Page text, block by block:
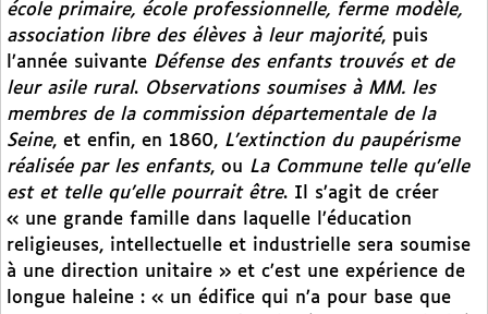
école primaire, école professionnelle, ferme modèle,
association libre des élèves à leur majorité, puis
l’année suivante Défense des enfants trouvés et de
leur asile rural. Observations soumises à MM. les
membres de la commission départementale de la
Seine, et enfin, en 1860, L’extinction du paupérisme
réalisée par les enfants, ou La Commune telle qu’elle
est et telle qu’elle pourrait être. Il s’agit de créer
« une grande famille dans laquelle l’éducation
religieuses, intellectuelle et industrielle sera soumise
à une direction unitaire » et c’est une expérience de
longue haleine : « un édifice qui n’a pour base que